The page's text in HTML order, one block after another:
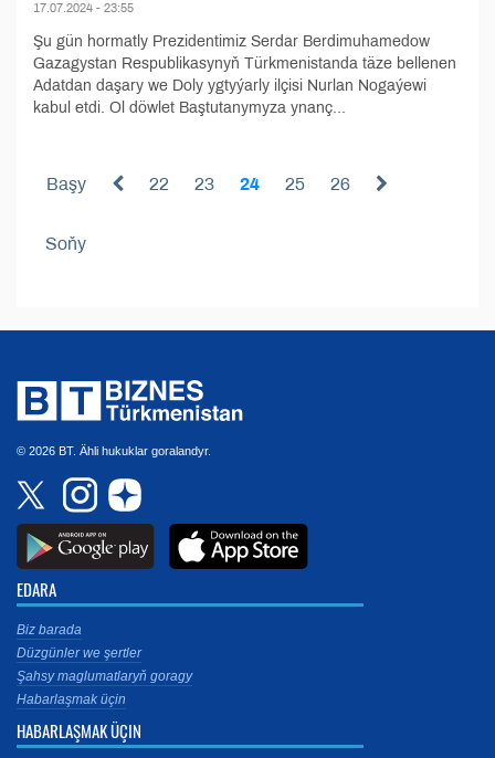
17.07.2024 - 23:55
Şu gün hormatly Prezidentimiz Serdar Berdimuhamedow
Gazagystan Respublikasynyň Türkmenistanda täze bellenen
Adatdan daşary we Doly ygtyýarly ilçisi Nurlan Nogaýewi
kabul etdi. Ol döwlet Baştutanymyza ynanç...
Başy 22 23 24 25 26
Soňy
© 2026 BT. Ähli hukuklar goralandyr.
EDARA
Biz barada
Düzgünler we şertler
Şahsy maglumatlaryň goragy
Habarlaşmak üçin
HABARLAŞMAK ÜÇIN